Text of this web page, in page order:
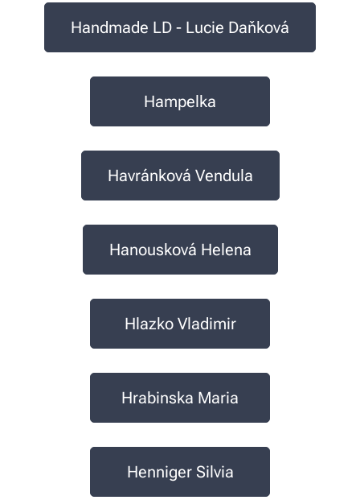
Handmade LD - Lucie Daňková
Hampelka
Havránková Vendula
Hanousková Helena
Hlazko Vladimir
Hrabinska Maria
Henniger Silvia